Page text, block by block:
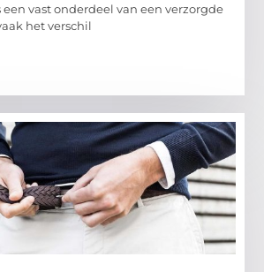
een vast onderdeel van een verzorgde
het verschil